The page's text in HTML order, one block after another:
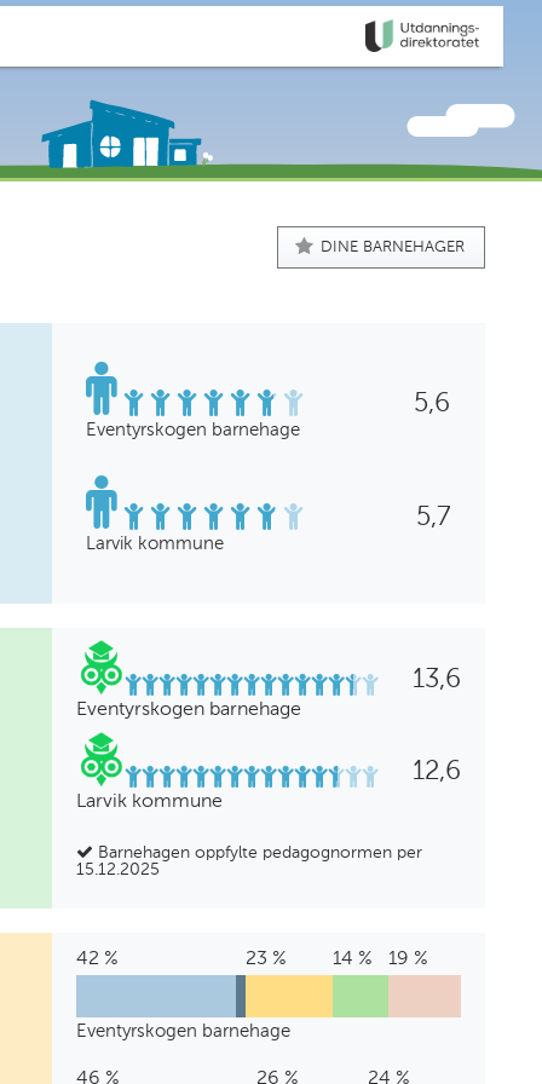
DINE BARNEHAGER
5,6
Eventyrskogen barnehage
5,7
Larvik kommune
13,6
Eventyrskogen barnehage
12,6
Larvik kommune
Barnehagen oppfylte pedagognormen per
15.12.2025
42 %
Barnehagelærer
%
Annen
pedagogisk
23 %
Barne-
og
0
%
Annen
høyere
14 %
Annen
fagarbeiderutdanning
19 %
Annen
bakgrunn
Eventyrskogen barnehageEventyrskogen
42
323
014
19
46 %
Barnehagelærer
1Annen
26 %
Barne-
Annen
Annen
24 %
Annen